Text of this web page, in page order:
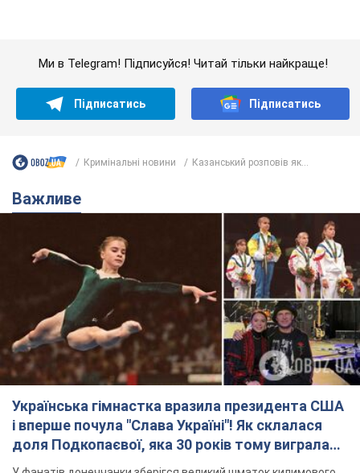
і вперше почула "Слава Україні"! Як склалася
доля Подкопаєвої, яка 30 років тому виграла
"золото" Олімпіади
У фанатів донеччанки зберігся великий шматок килимового
покриття з надписом "Атланта-1996"
8.08.2026 18:30 41,2 т.
Олександру Пономарьову – 53: що
відомо про трьох дітей секс-
символа 90-х та який вигляд вони
мають
особисте щастя
6 часов назад 6,5 т.